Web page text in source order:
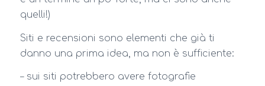
quelli!)
Siti e recensioni sono elementi che già ti
danno una prima idea, ma non è sufficiente:
– sui siti potrebbero avere fotografie